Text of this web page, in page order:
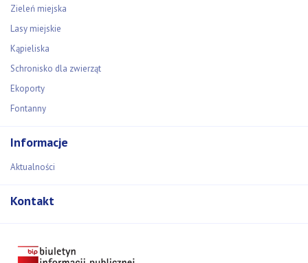
Zieleń miejska
Lasy miejskie
Kąpieliska
Schronisko dla zwierząt
Ekoporty
Fontanny
Informacje
Aktualności
Kontakt